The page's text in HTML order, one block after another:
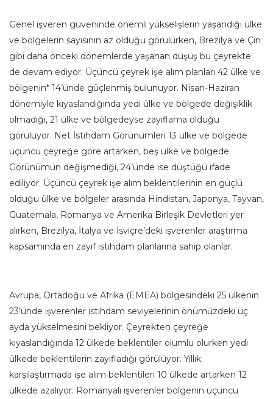
Genel işveren güveninde önemli yükselişlerin yaşandığı ülke
ve bölgelerin sayısının az olduğu görülürken, Brezilya ve Çin
gibi daha önceki dönemlerde yaşanan düşüş bu çeyrekte
de devam ediyor. Üçüncü çeyrek işe alım planları 42 ülke ve
bölgenin* 14’ünde güçlenmiş bulunuyor. Nisan-Haziran
dönemiyle kıyaslandığında yedi ülke ve bölgede değişiklik
olmadığı, 21 ülke ve bölgedeyse zayıflama olduğu
görülüyor. Net İstihdam Görünümleri 13 ülke ve bölgede
üçüncü çeyreğe göre artarken, beş ülke ve bölgede
Görünümün değişmediği, 24’ünde ise düştüğü ifade
ediliyor. Üçüncü çeyrek işe alım beklentilerinin en güçlü
olduğu ülke ve bölgeler arasında Hindistan, Japonya, Tayvan,
Guatemala, Romanya ve Amerika Birleşik Devletleri yer
alırken, Brezilya, İtalya ve İsviçre’deki işverenler araştırma
kapsamında en zayıf istihdam planlarına sahip olanlar.
Avrupa, Ortadoğu ve Afrika (EMEA) bölgesindeki 25 ülkenin
23’ünde işverenler istihdam seviyelerinin önümüzdeki üç
ayda yükselmesini bekliyor. Çeyrekten çeyreğe
kıyaslandığında 12 ülkede beklentiler olumlu olurken yedi
ülkede beklentilerin zayıfladığı görülüyor. Yıllık
karşılaştırmada işe alım beklentileri 10 ülkede artarken 12
ülkede azalıyor. Romanyalı işverenler bölgenin üçüncü